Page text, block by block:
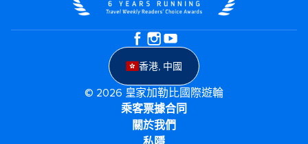
香港, 中國
© 2026 皇家加勒比國際遊輪
乘客票據合同
關於我們